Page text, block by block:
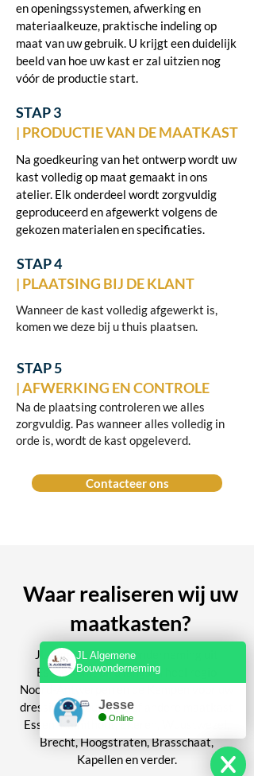
en openingssystemen, afwerking en
materiaalkeuze, praktische indeling op
maat van uw gebruik. U krijgt een duidelijk
beeld van hoe uw kast er zal uitzien nog
vóór de productie start.
STAP 3
| PRODUCTIE VAN DE MAATKAST
Na goedkeuring van het ontwerp wordt uw
kast volledig op maat gemaakt in ons
atelier. Elk onderdeel wordt zorgvuldig
geproduceerd en afgewerkt volgens de
gekozen materialen en specificaties.
STAP 4
| PLAATSING BIJ DE KLANT
Wanneer de kast volledig afgewerkt is,
komen we deze bij u thuis plaatsen.
STAP 5
| AFWERKING EN CONTROLE
Na de plaatsing controleren we alles
zorgvuldig. Pas wanneer alles volledig in
orde is, wordt de kast opgeleverd.
Contacteer ons
Waar realiseren wij uw
maatkasten?
JL Algemene Bouwonderneming uit
Essen komt bij u langs in heel regio
Noord-Antwerpen en de Kempen voor uw
dressing, inbouwkast of andere maatkast
Essen, Kalmthout, Ekeren, Wuustwezel,
Brecht, Hoogstraten, Brasschaat,
Kapellen en verder.
JL Algemene
Bouwonderneming
Jesse
Online